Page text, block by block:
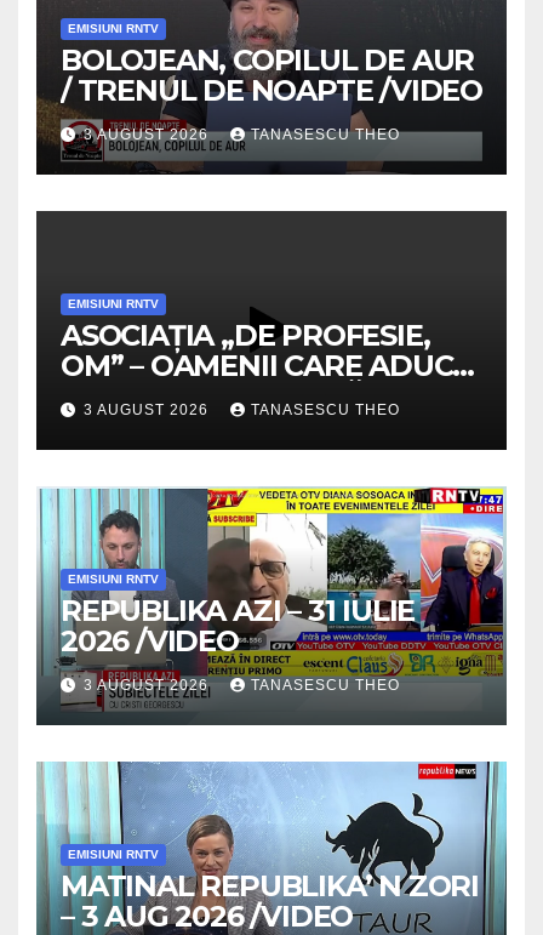
EMISIUNI RNTV
BOLOJEAN, COPILUL DE AUR
/ TRENUL DE NOAPTE /VIDEO
3 AUGUST 2026 TANASESCU THEO
EMISIUNI RNTV
ASOCIAȚIA „DE PROFESIE,
OM” – OAMENII CARE ADUC
VALOARE COMUNITĂȚII /
SECRETELE SUCCESULUI
/VIDEO
3 AUGUST 2026 TANASESCU THEO
EMISIUNI RNTV
REPUBLIKA AZI – 31 IULIE
2026 /VIDEO
3 AUGUST 2026 TANASESCU THEO
EMISIUNI RNTV
MATINAL REPUBLIKA’ N ZORI
– 3 AUG 2026 /VIDEO